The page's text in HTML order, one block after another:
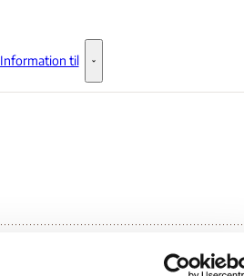
- Flere links
Information til Information til - Flere links